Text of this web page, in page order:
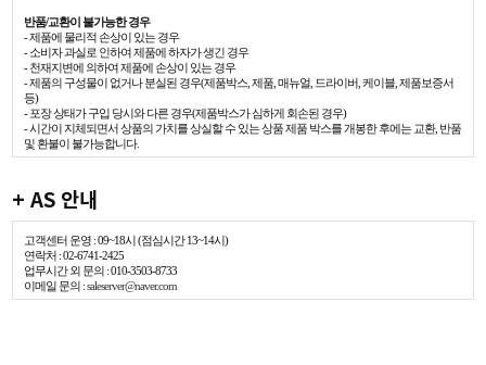
반품/교환이 불가능한 경우
- 제품에 물리적 손상이 있는 경우
- 소비자 과실로 인하여 제품에 하자가 생긴 경우
- 천재지변에 의하여 제품에 손상이 있는 경우
- 제품의 구성물이 없거나 분실된 경우(제품박스, 제품, 매뉴얼, 드라이버, 케이블, 제품보증서
등)
- 포장 상태가 구입 당시와 다른 경우(제품박스가 심하게 회손된 경우)
- 시간이 지체되면서 상품의 가치를 상실할 수 있는 상품 제품 박스를 개봉한 후에는 교환, 반품
및 환불이 불가능합니다.
+ AS 안내
고객센터 운영 : 09~18시 (점심시간 13~14시)
연락처 : 02-6741-2425
업무시간 외 문의 : 010-3503-8733
이메일 문의 :saleserver@naver.com